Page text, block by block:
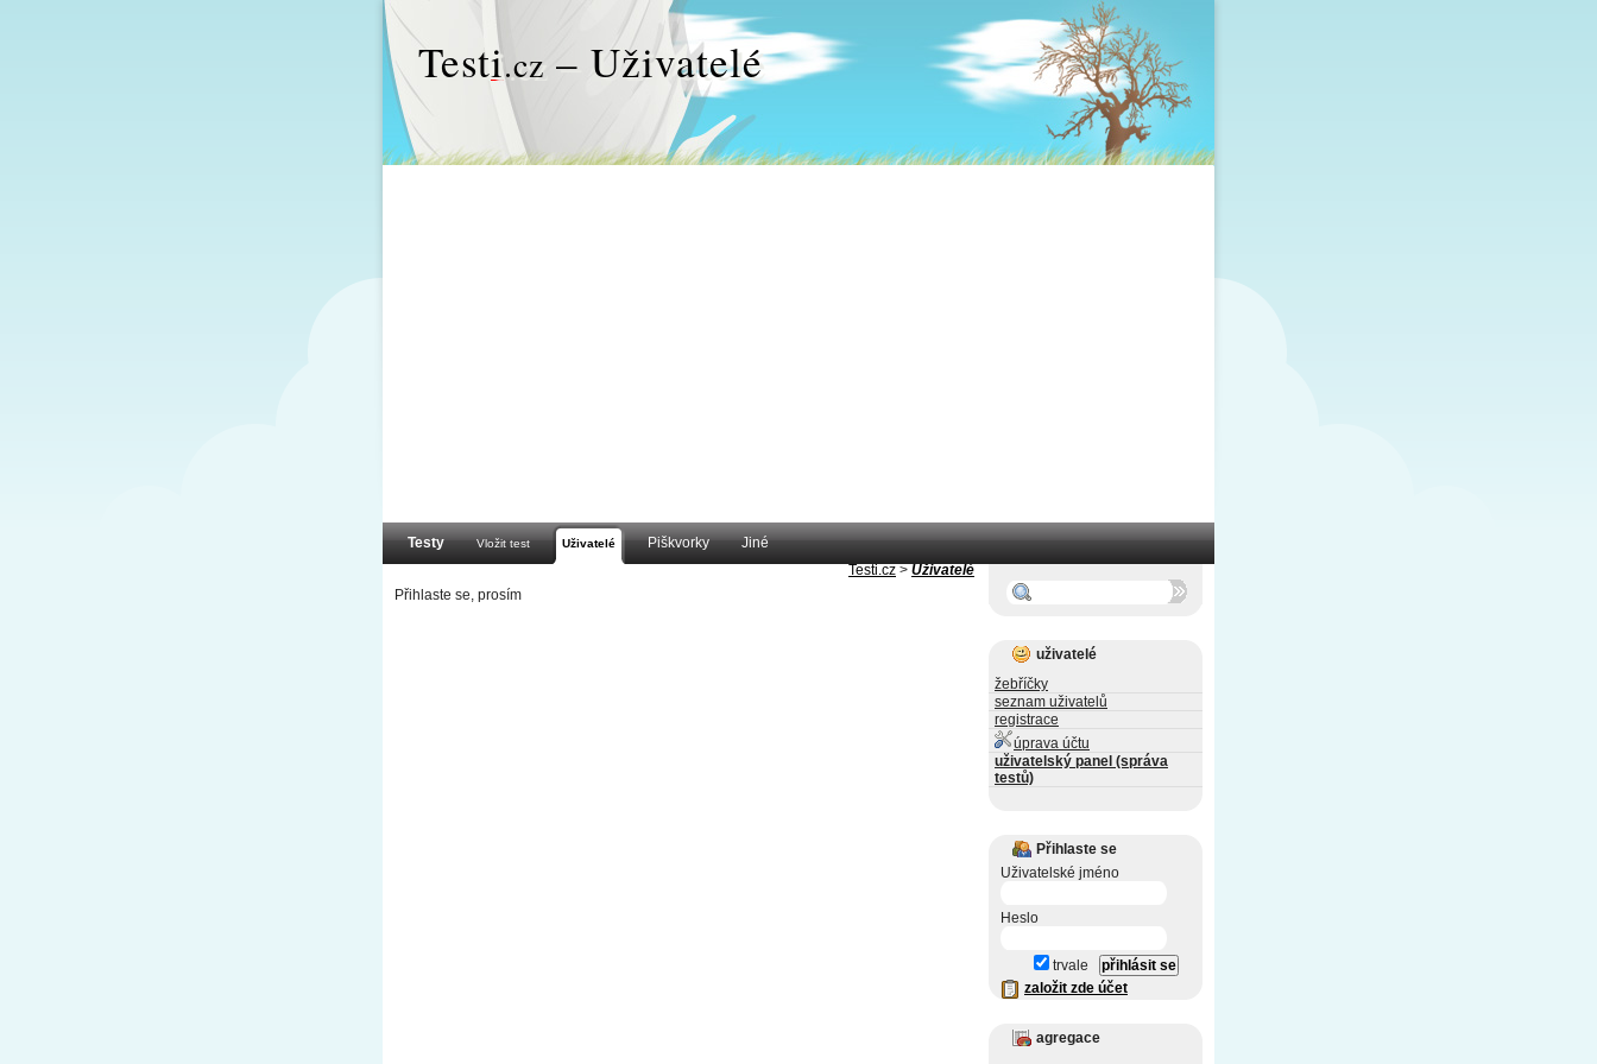
Testi.cz – Uživatelé
Testy Vložit test Uživatelé Piškvorky
Jiné
Testi.cz > Uživatelé
Přihlaste se, prosím
uživatelé
žebříčky
seznam uživatelů
registrace
úprava účtu
uživatelský panel (správa
testů)
Přihlaste se
Uživatelské jméno
Heslo
trvale
založit zde účet
agregace